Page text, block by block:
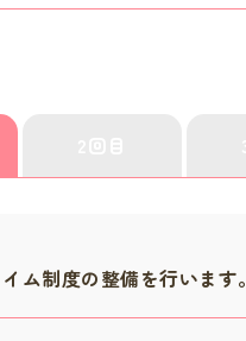
ム制度の整備を行います。